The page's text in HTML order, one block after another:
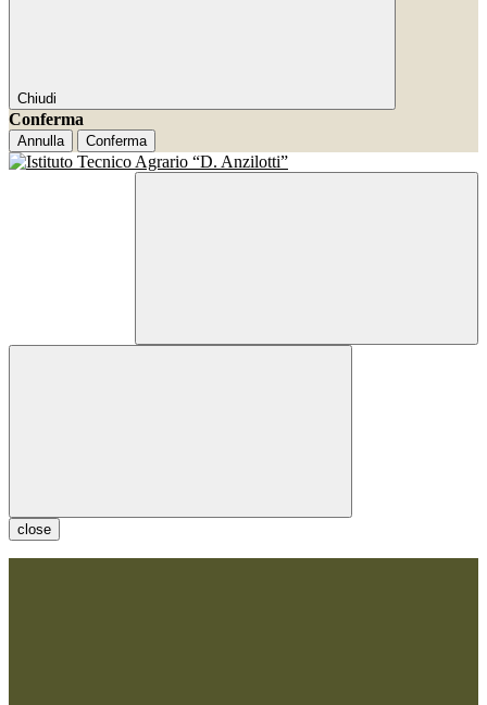
Chiudi
Conferma
Annulla Conferma
close